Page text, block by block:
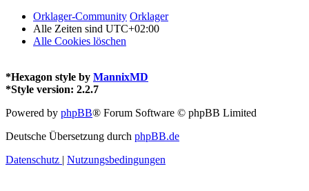
Orklager-Community Orklager
Alle Zeiten sind UTC+02:00
Alle Cookies löschen
*Hexagon style by MannixMD
*Style version: 2.2.7
Powered by phpBB® Forum Software © phpBB Limited
Deutsche Übersetzung durch phpBB.de
Datenschutz | Nutzungsbedingungen